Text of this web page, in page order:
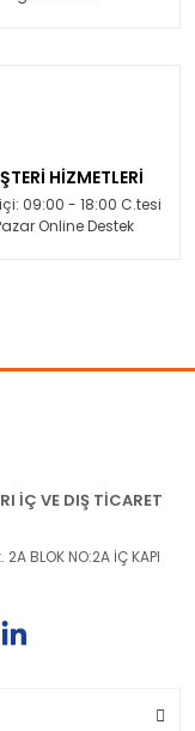
HİZMETLERİ
09:00 - 18:00 C.tesi
Online Destek
İÇ VE DIŞ TİCARET
BLOK NO:2A İÇ KAPI